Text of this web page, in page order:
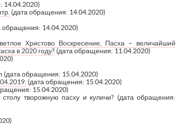
14.04.2020)
(дата обращения: 14.04.2020)
обращения: 14.04.2020)
Христово Воскресение, Пасха – величайший
в 2020 году?(дата обращения: 11.04.2020)
(дата обращения: 15.04.2020)
(дата обращения: 15.04.2020)
15.04.2020)
творожную пасху и куличи? (дата обращения: